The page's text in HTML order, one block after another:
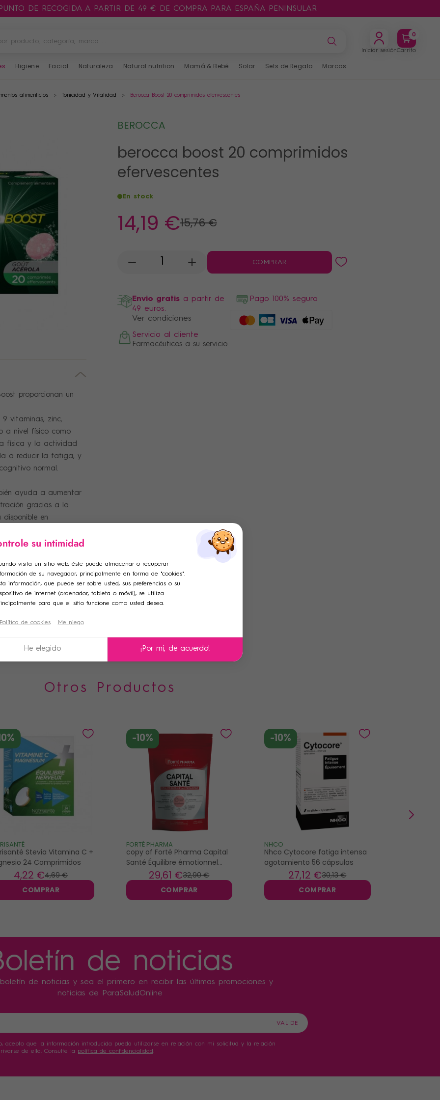
DE RECOGIDA A PARTIR DE 49 € DE COMPRA PARA ESPAÑA PENINSULAR
Iniciar sesión
0
Carrito
Higiene Facial Naturaleza Natural nutrition Mamá & Bebé Solar Sets de Regalo Marcas
alimenticios Tonicidad y Vitalidad Berocca Boost 20 comprimidos efervescentes
BEROCCA
berocca boost 20 comprimidos
efervescentes
En stock
14,19 €15,76 €
- + COMPRAR
Envio gratis a partir de
49 euros.
Ver condiciones
Pago 100% seguro
Servicio al cliente
Farmacéuticos a su servicio
proporcionan un
vitaminas, zinc,
a nivel físico como
física y la actividad
a reducir la fatiga, y
normal.
ayuda a aumentar
gracias a la
disponible en
¡un formato
Otros Productos
Stevia Vitamina C +
24 Comprimidos
4,69 €
4,22 €
COMPRAR
-10%
FORTÉ PHARMA
copy of Forté Pharma Capital
Santé Équilibre émotionnel
performances intellectuelles
285gr
32,90 €
29,61 €
COMPRAR
-10%
NHCO
Nhco Cytocore fatiga intensa
agotamiento 56 cápsulas
30,13 €
27,12 €
COMPRAR
de noticias
de noticias y sea el primero en recibir las últimas promociones y
noticias de ParaSaludOnline
acepto que la información introducida pueda utilizarse en relación con mi solicitud y la relación
de ella. Consulte la política de confidencialidad .
a la lista de deseos
una nueva lista
lista de deseos ×
×
iniciar sesión para guardar productos en su lista de deseos.
Iniciar sesión
su intimidad
visita un sitio web, éste puede almacenar o recuperar
de su navegador, principalmente en forma de "cookies".
información, que puede ser sobre usted, sus preferencias o su
de internet (ordenador, tableta o móvil), se utiliza
para que el sitio funcione como usted desea.
Política de cookies Me niego
He elegido ¡Por mí, de acuerdo!